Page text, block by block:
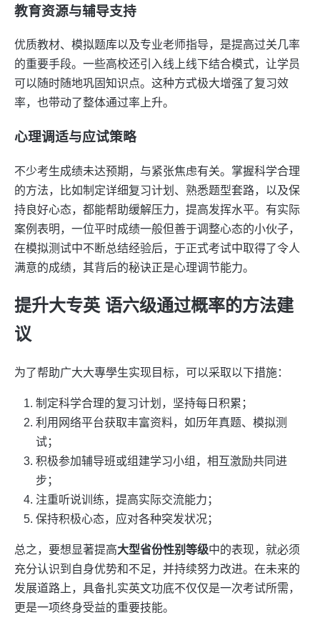
教育资源与辅导支持
优质教材、模拟题库以及专业老师指导，是提高过关几率
的重要手段。一些高校还引入线上线下结合模式，让学员
可以随时随地巩固知识点。这种方式极大增强了复习效
率，也带动了整体通过率上升。
心理调适与应试策略
不少考生成绩未达预期，与紧张焦虑有关。掌握科学合理
的方法，比如制定详细复习计划、熟悉题型套路，以及保
持良好心态，都能帮助缓解压力，提高发挥水平。有实际
案例表明，一位平时成绩一般但善于调整心态的小伙子，
在模拟测试中不断总结经验后，于正式考试中取得了令人
满意的成绩，其背后的秘诀正是心理调节能力。
提升大专英 语六级通过概率的方法建
议
为了帮助广大大專學生实现目标，可以采取以下措施：
制定科学合理的复习计划，坚持每日积累；
利用网络平台获取丰富资料，如历年真题、模拟测
试；
积极参加辅导班或组建学习小组，相互激励共同进
步；
注重听说训练，提高实际交流能力；
保持积极心态，应对各种突发状况；
总之，要想显著提高大型省份性别等级中的表现，就必须
充分认识到自身优势和不足，并持续努力改进。在未来的
发展道路上，具备扎实英文功底不仅仅是一次考试所需，
更是一项终身受益的重要技能。